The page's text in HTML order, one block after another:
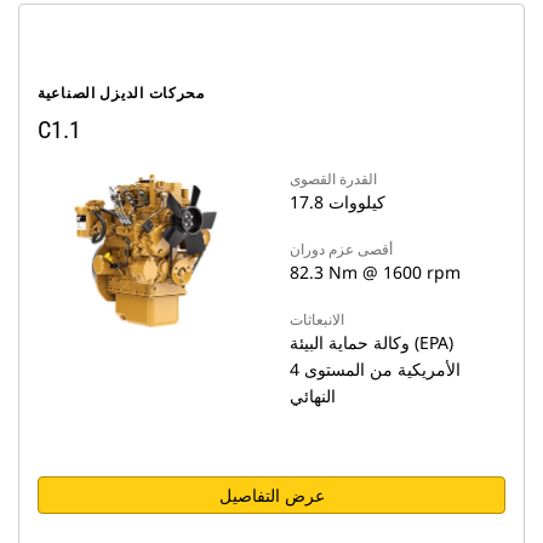
محركات الديزل الصناعية
C1.1
القدرة القصوى
17.8 كيلووات
أقصى عزم دوران
82.3 Nm @ 1600 rpm
الانبعاثات
وكالة حماية البيئة (EPA)
الأمريكية من المستوى 4
النهائي
عرض التفاصيل